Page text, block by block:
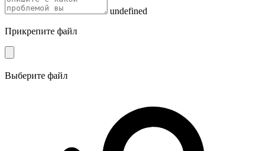
undefined
Прикрепите файл
Выберите файл